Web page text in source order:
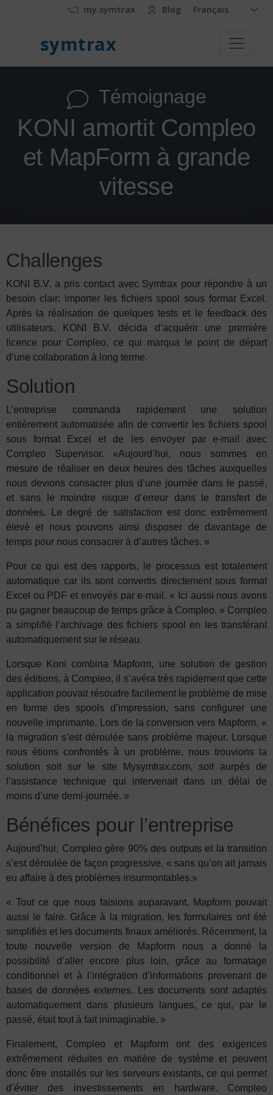
my.symtrax Blog Français
symtrax
Témoignage
KONI amortit Compleo
et MapForm à grande
vitesse
Challenges
KONI B.V. a pris contact avec Symtrax pour répondre à un
besoin clair: importer les fichiers spool sous format Excel.
Après la réalisation de quelques tests et le feedback des
utilisateurs, KONI B.V. décida d’acquérir une première
licence pour Compleo, ce qui marqua le point de départ
d’une collaboration à long terme.
Solution
L’entreprise commanda rapidement une solution
entièrement automatisée afin de convertir les fichiers spool
sous format Excel et de les envoyer par e-mail avec
Compleo Supervisor. «Aujourd’hui, nous sommes en
mesure de réaliser en deux heures des tâches auxquelles
nous devions consacrer plus d’une journée dans le passé,
et sans le moindre risque d’erreur dans le transfert de
données. Le degré de satisfaction est donc extrêmement
élevé et nous pouvons ainsi disposer de davantage de
temps pour nous consacrer à d’autres tâches. »
Pour ce qui est des rapports, le processus est totalement
automatique car ils sont convertis directement sous format
Excel ou PDF et envoyés par e-mail. « Ici aussi nous avons
pu gagner beaucoup de temps grâce à Compleo. » Compleo
a simplifié l’archivage des fichiers spool en les transférant
automatiquement sur le réseau.
Lorsque Koni combina Mapform, une solution de gestion
des éditions, à Compleo, il s’avéra très rapidement que cette
application pouvait résoudre facilement le problème de mise
en forme des spools d’impression, sans configurer une
nouvelle imprimante. Lors de la conversion vers Mapform, «
la migration s’est déroulée sans problème majeur. Lorsque
nous étions confrontés à un problème, nous trouvions la
solution soit sur le site Mysymtrax.com, soit aurpès de
l’assistance technique qui intervenait dans un délai de
moins d’une demi-journée. »
Bénéfices pour l’entreprise
Aujourd’hui, Compleo gère 90% des outputs et la transition
s’est déroulée de façon progressive, « sans qu’on ait jamais
eu affaire à des problèmes insurmontables.»
« Tout ce que nous faisions auparavant, Mapform pouvait
aussi le faire. Grâce à la migration, les formulaires ont été
simplifiés et les documents finaux améliorés. Récemment, la
toute nouvelle version de Mapform nous a donné la
possibilité d’aller encore plus loin, grâce au formatage
conditionnel et à l’intégration d’informations provenant de
bases de données externes. Les documents sont adaptés
automatiquement dans plusieurs langues, ce qui, par le
passé, était tout à fait inimaginable. »
Finalement, Compleo et Mapform ont des exigences
extrêmement réduites en matière de système et peuvent
donc être installés sur les serveurs existants, ce qui permet
d’éviter des investissements en hardware. Compleo